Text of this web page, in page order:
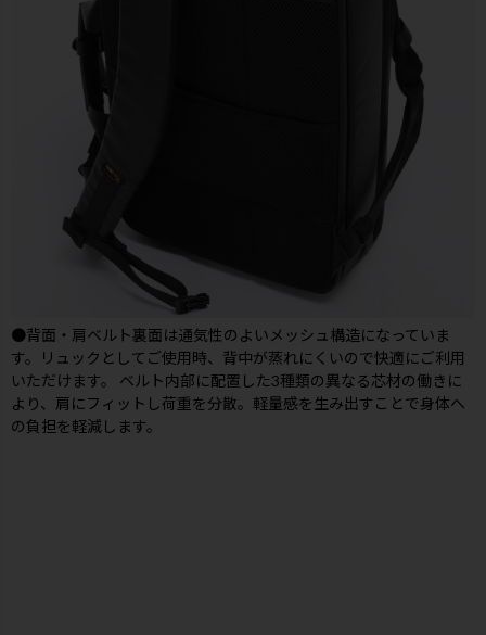
●背面・肩ベルト裏面は通気性のよいメッシュ構造になっていま
す。リュックとしてご使用時、背中が蒸れにくいので快適にご利用
いただけます。 ベルト内部に配置した3種類の異なる芯材の働きに
より、肩にフィットし荷重を分散。軽量感を生み出すことで身体へ
の負担を軽減します。